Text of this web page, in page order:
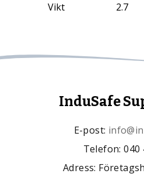
Vikt
2.7
InduSafe
E-post:
Telefon: 040
Adress: